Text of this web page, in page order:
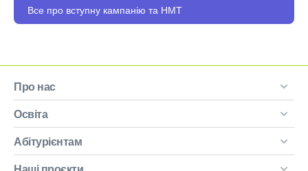
Все про вступну кампанію та НМТ
Про нас
Освіта
Абітурієнтам